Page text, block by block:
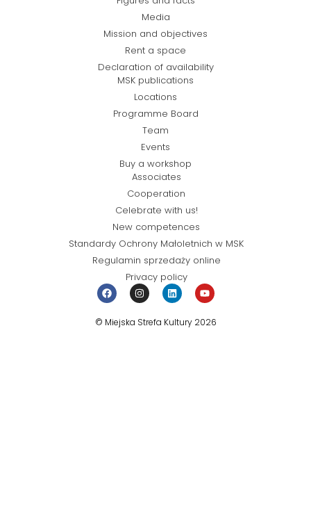
Media
Mission and objectives
Rent a space
Declaration of availability
MSK publications
Locations
Programme Board
Team
Events
Buy a workshop
Associates
Cooperation
Celebrate with us!
New competences
Standardy Ochrony Małoletnich w MSK
Regulamin sprzedaży online
Privacy policy
© Miejska Strefa Kultury 2026